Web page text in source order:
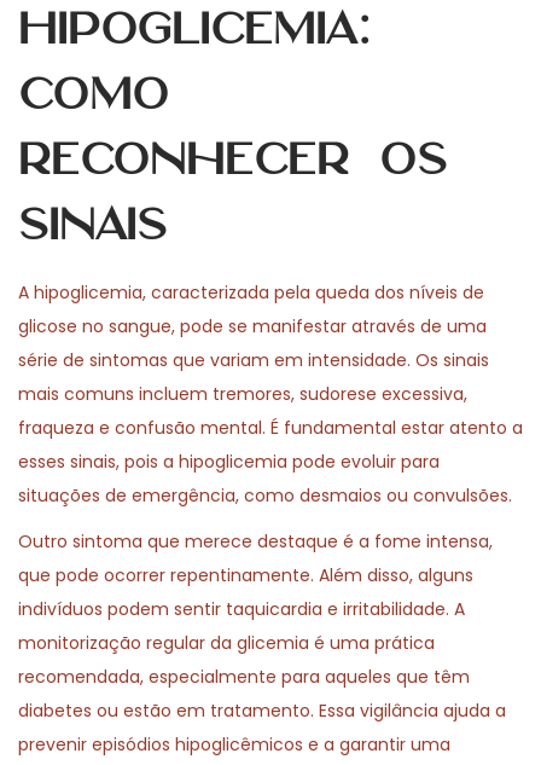
Hipoglicemia:
Como
Reconhecer os
Sinais
A hipoglicemia, caracterizada pela queda dos níveis de
glicose no sangue, pode se manifestar através de uma
série de sintomas que variam em intensidade. Os sinais
mais comuns incluem tremores, sudorese excessiva,
fraqueza e confusão mental. É fundamental estar atento a
esses sinais, pois a hipoglicemia pode evoluir para
situações de emergência, como desmaios ou convulsões.
Outro sintoma que merece destaque é a fome intensa,
que pode ocorrer repentinamente. Além disso, alguns
indivíduos podem sentir taquicardia e irritabilidade. A
monitorização regular da glicemia é uma prática
recomendada, especialmente para aqueles que têm
diabetes ou estão em tratamento. Essa vigilância ajuda a
prevenir episódios hipoglicêmicos e a garantir uma